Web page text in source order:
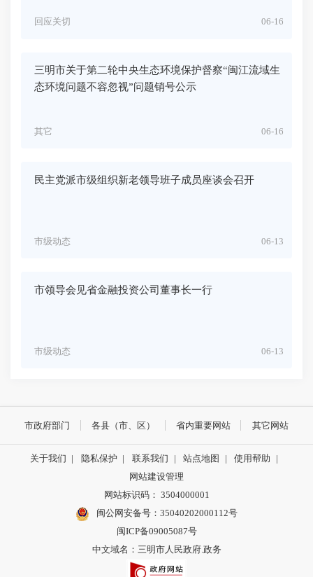
06-16
回应关切
三明市关于第二轮中央生态环境保护督察“闽江流域生
态环境问题不容忽视”问题销号公示
06-16
其它
民主党派市级组织新老领导班子成员座谈会召开
06-13
市级动态
市领导会见省金融投资公司董事长一行
06-13
市级动态
市政府部门 各县（市、区） 省内重要网站 其它网站
关于我们 | 隐私保护 | 联系我们 | 站点地图 | 使用帮助
|
网站建设管理
网站标识码： 3504000001
闽公网安备号：35040202000112号
闽ICP备09005087号
中文域名：三明市人民政府.政务